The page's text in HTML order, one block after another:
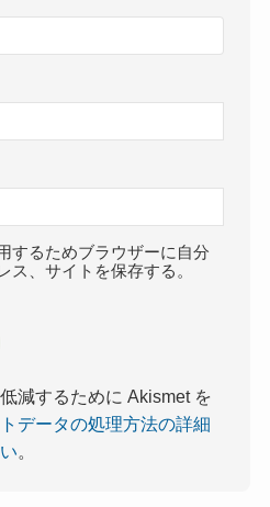
するためブラウザーに自分
ス、サイトを保存する。
減するために Akismet を
データの処理方法の詳細
。